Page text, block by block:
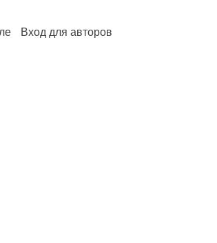
Вход для авторов